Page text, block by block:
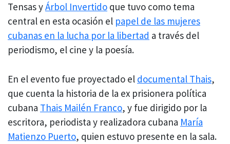
Tensas yÁrbol Invertido que tuvo como tema
central en esta ocasión el papel de las mujeres
cubanas en la lucha por la libertad a través del
periodismo, el cine y la poesía.
En el evento fue proyectado el documental Thais,
que cuenta la historia de la ex prisionera política
cubana Thais Mailén Franco, y fue dirigido por la
escritora, periodista y realizadora cubana María
Matienzo Puerto, quien estuvo presente en la sala.